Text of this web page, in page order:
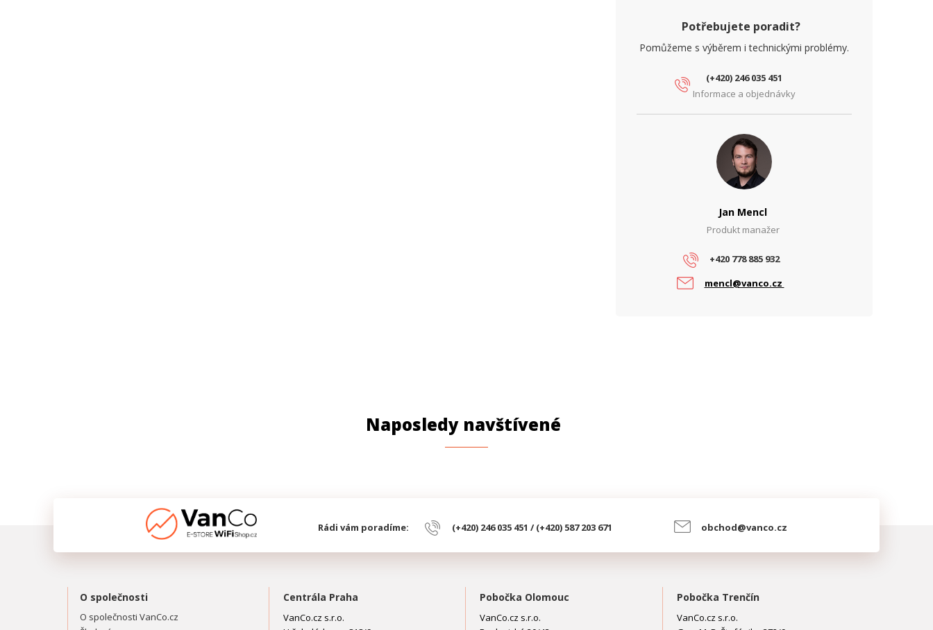
Potřebujete poradit?
Pomůžeme s výběrem i technickými problémy.
(+420) 246 035 451
Informace a objednávky
Jan Mencl
Produkt manažer
+420 778 885 932
mencl@vanco.cz
Naposledy navštívené
Rádi vám poradíme: (+420) 246 035 451 / (+420) 587 203 671 obchod@vanco.cz
O společnosti
O společnosti VanCo.cz
Centrála Praha
VanCo.cz s.r.o.
Pobočka Olomouc
VanCo.cz s.r.o.
Pobočka Trenčín
VanCo.cz s.r.o.